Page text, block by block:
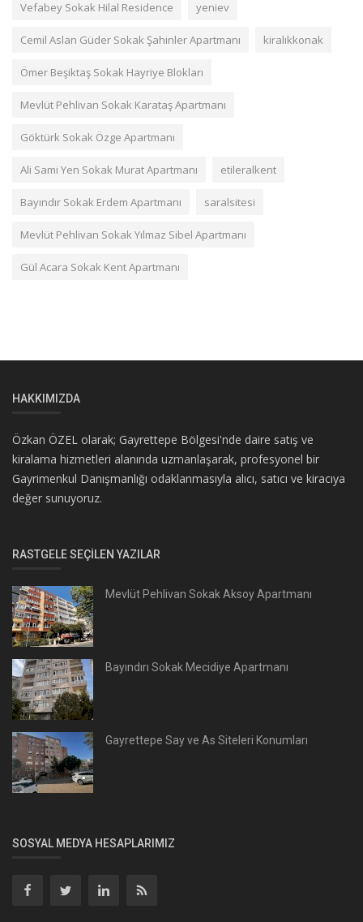
Vefabey Sokak Hilal Residence yeniev
Cemil Aslan Güder Sokak Şahinler Apartmanı kiralıkkonak
Ömer Beşiktaş Sokak Hayriye Blokları
Mevlüt Pehlivan Sokak Karataş Apartmanı
Göktürk Sokak Özge Apartmanı
Ali Sami Yen Sokak Murat Apartmanı etileralkent
Bayındır Sokak Erdem Apartmanı saralsitesi
Mevlüt Pehlivan Sokak Yılmaz Sibel Apartmanı
Gül Acara Sokak Kent Apartmanı
HAKKIMIZDA
Özkan ÖZEL olarak; Gayrettepe Bölgesi'nde daire satış ve
kiralama hizmetleri alanında uzmanlaşarak, profesyonel bir
Gayrimenkul Danışmanlığı odaklanmasıyla alıcı, satıcı ve kiracıya
değer sunuyoruz.
RASTGELE SEÇILEN YAZILAR
Mevlüt Pehlivan Sokak Aksoy Apartmanı
Bayındırı Sokak Mecidiye Apartmanı
Gayrettepe Say ve As Siteleri Konumları
SOSYAL MEDYA HESAPLARIMIZ